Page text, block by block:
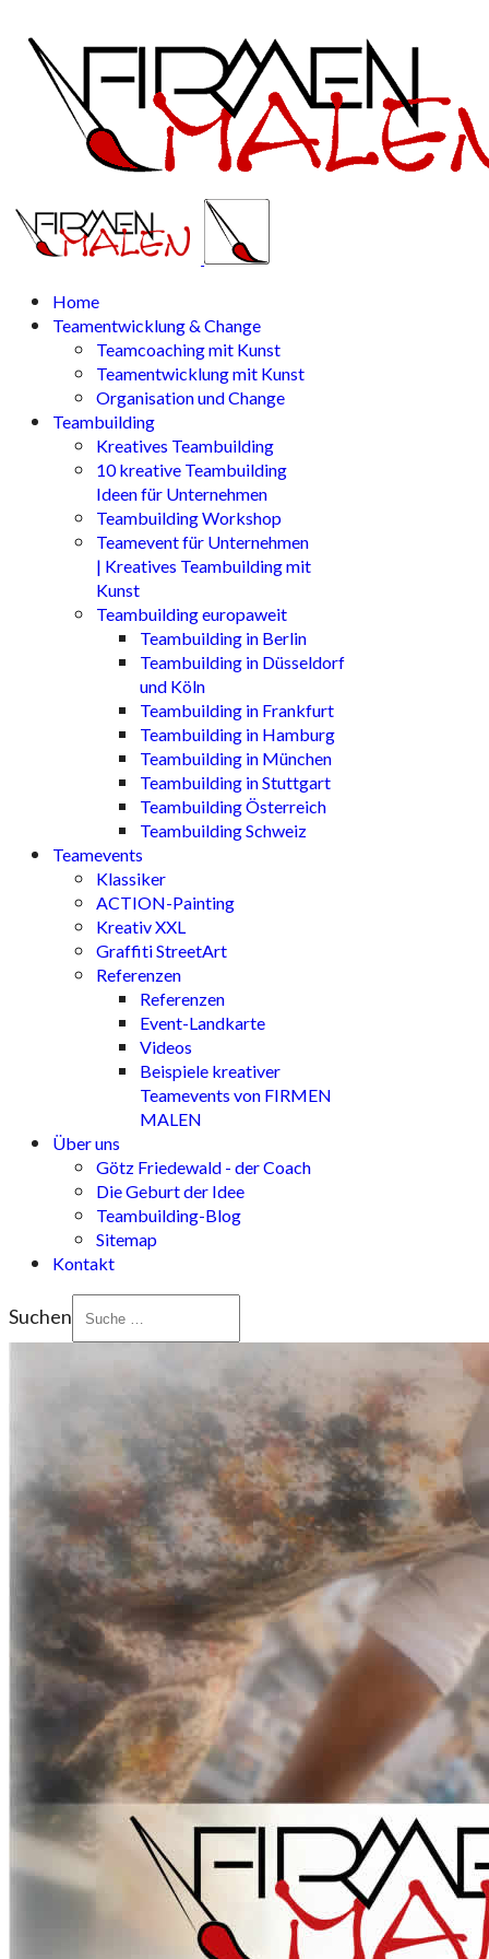
Home
Teamentwicklung & Change
Teamcoaching mit Kunst
Teamentwicklung mit Kunst
Organisation und Change
Teambuilding
Kreatives Teambuilding
10 kreative Teambuilding
Ideen für Unternehmen
Teambuilding Workshop
Teamevent für Unternehmen
| Kreatives Teambuilding mit
Kunst
Teambuilding europaweit
Teambuilding in Berlin
Teambuilding in Düsseldorf
und Köln
Teambuilding in Frankfurt
Teambuilding in Hamburg
Teambuilding in München
Teambuilding in Stuttgart
Teambuilding Österreich
Teambuilding Schweiz
Teamevents
Klassiker
ACTION-Painting
Kreativ XXL
Graffiti StreetArt
Referenzen
Referenzen
Event-Landkarte
Videos
Beispiele kreativer
Teamevents von FIRMEN
MALEN
Über uns
Götz Friedewald - der Coach
Die Geburt der Idee
Teambuilding-Blog
Sitemap
Kontakt
Suchen